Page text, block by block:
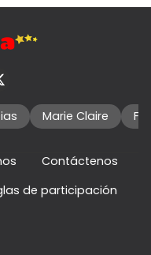
Marie Claire
Contáctenos
de participación